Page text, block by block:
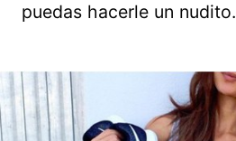
puedas hacerle un nudito.